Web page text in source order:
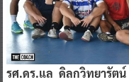
รศ.ดร.แล ดิลกวิทยารัตน์